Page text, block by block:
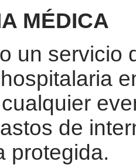
MÉDICA
un servicio
de
protegida.